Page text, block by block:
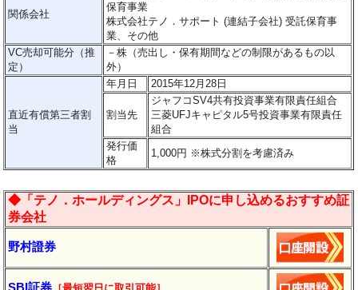
関係会社
保育事業
株式会社テノ．サポート (連結子会社) 受託保育事
業、その他
VC売却可能分（推
定）
－株（売出し・保有期間などの制限があるもの以
外）
直近有償第三者割
当
年月日 2015年12月28日
割当先
ジャフコSV4共有投資事業有限責任組合
三菱UFJキャピタル5号投資事業有限責任
組合
発行価
格
1,000円 ※株式分割を考慮済み
◆「テノ．ホールディングス」IPOに申し込めるおすすめ証
券会社
野村證券